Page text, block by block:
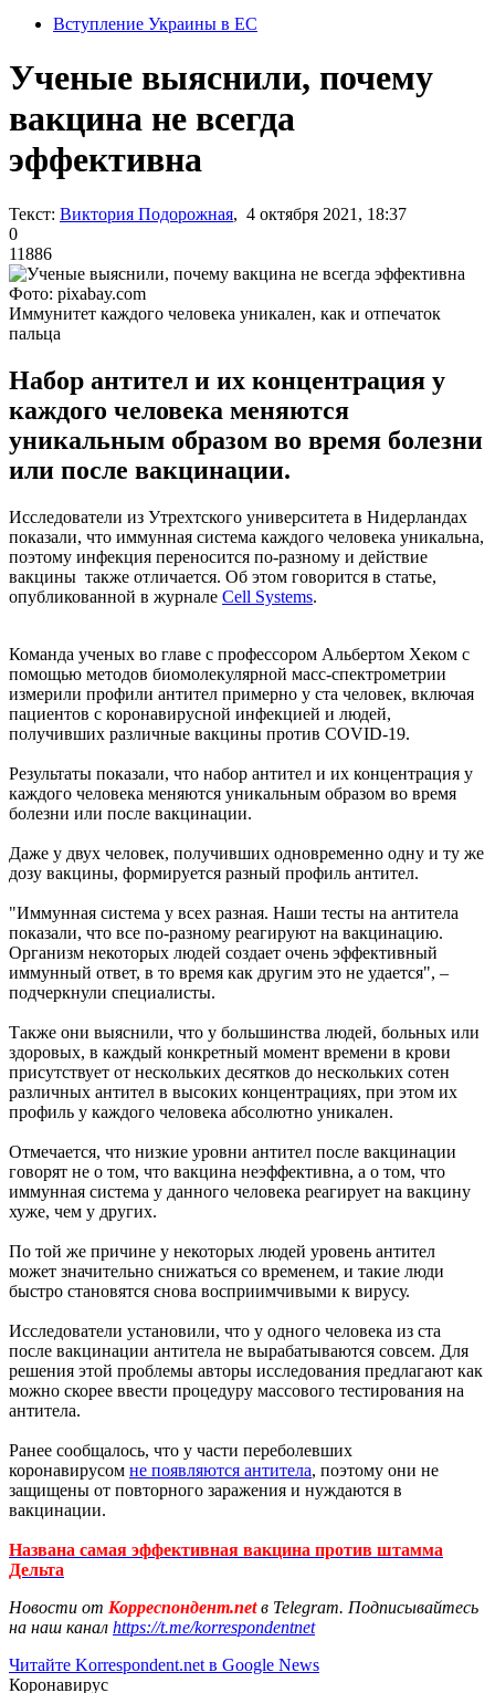
Вступление Украины в ЕС
Ученые выяснили, почему
вакцина не всегда
эффективна
Текст: Виктория Подорожная, 4 октября 2021, 18:37
0
11886
Фото: pixabay.com
Иммунитет каждого человека уникален, как и отпечаток
пальца
Набор антител и их концентрация у
каждого человека меняются
уникальным образом во время болезни
или после вакцинации.
Исследователи из Утрехтского университета в Нидерландах
показали, что иммунная система каждого человека уникальна,
поэтому инфекция переносится по-разному и действие
вакцины также отличается. Об этом говорится в статье,
опубликованной в журнале Cell Systems.
Команда ученых во главе с профессором Альбертом Хеком с
помощью методов биомолекулярной масс-спектрометрии
измерили профили антител примерно у ста человек, включая
пациентов с коронавирусной инфекцией и людей,
получивших различные вакцины против COVID-19.
Результаты показали, что набор антител и их концентрация у
каждого человека меняются уникальным образом во время
болезни или после вакцинации.
Даже у двух человек, получивших одновременно одну и ту же
дозу вакцины, формируется разный профиль антител.
"Иммунная система у всех разная. Наши тесты на антитела
показали, что все по-разному реагируют на вакцинацию.
Организм некоторых людей создает очень эффективный
иммунный ответ, в то время как другим это не удается", –
подчеркнули специалисты.
Также они выяснили, что у большинства людей, больных или
здоровых, в каждый конкретный момент времени в крови
присутствует от нескольких десятков до нескольких сотен
различных антител в высоких концентрациях, при этом их
профиль у каждого человека абсолютно уникален.
Отмечается, что низкие уровни антител после вакцинации
говорят не о том, что вакцина неэффективна, а о том, что
иммунная система у данного человека реагирует на вакцину
хуже, чем у других.
По той же причине у некоторых людей уровень антител
может значительно снижаться со временем, и такие люди
быстро становятся снова восприимчивыми к вирусу.
Исследователи установили, что у одного человека из ста
после вакцинации антитела не вырабатываются совсем. Для
решения этой проблемы авторы исследования предлагают как
можно скорее ввести процедуру массового тестирования на
антитела.
Ранее сообщалось, что у части переболевших
коронавирусом не появляются антитела, поэтому они не
защищены от повторного заражения и нуждаются в
вакцинации.
Названа самая эффективная вакцина против штамма
Дельта
Новости от Корреспондент.netв Telegram. Подписывайтесь
на наш канал https://t.me/korrespondentnet
Читайте Korrespondent.net в Google News
Коронавирус